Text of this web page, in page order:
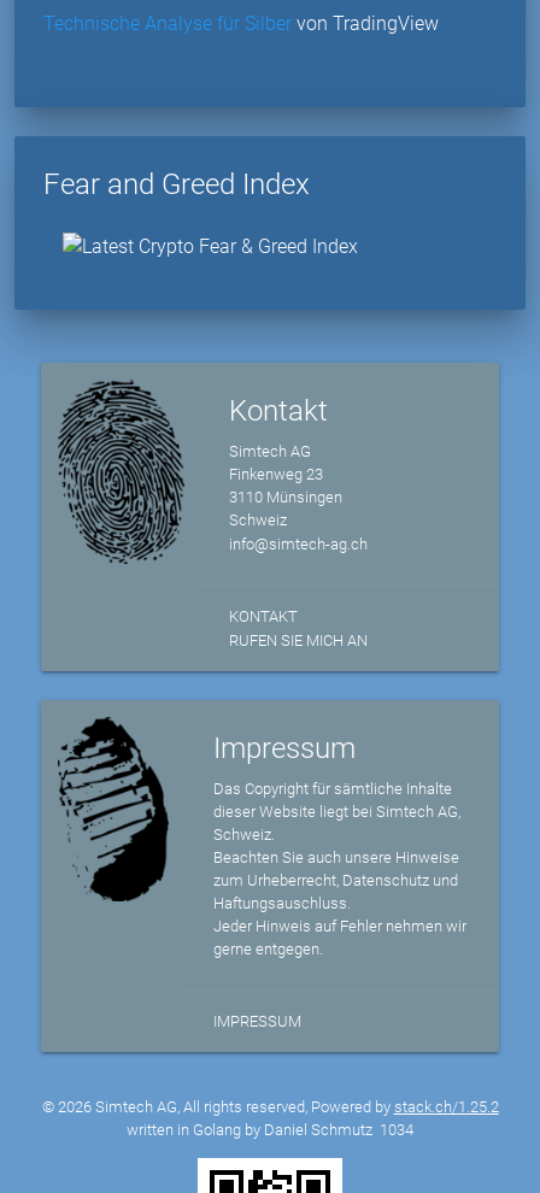
Technische Analyse für Silber von TradingView
Fear and Greed Index
Kontakt
Simtech AG
Finkenweg 23
3110 Münsingen
Schweiz
info@simtech-ag.ch
KONTAKT
RUFEN SIE MICH AN
Impressum
Das Copyright für sämtliche Inhalte
dieser Website liegt bei Simtech AG,
Schweiz.
Beachten Sie auch unsere Hinweise
zum Urheberrecht, Datenschutz und
Haftungsauschluss.
Jeder Hinweis auf Fehler nehmen wir
gerne entgegen.
IMPRESSUM
© 2026 Simtech AG, All rights reserved, Powered by stack.ch/1.25.2
written in Golang by Daniel Schmutz 1034